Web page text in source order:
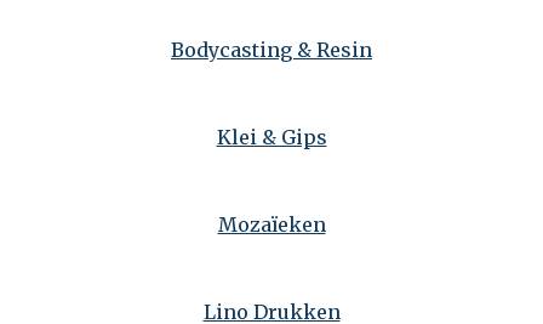
Bodycasting & Resin
Klei & Gips
Mozaïeken
Lino Drukken